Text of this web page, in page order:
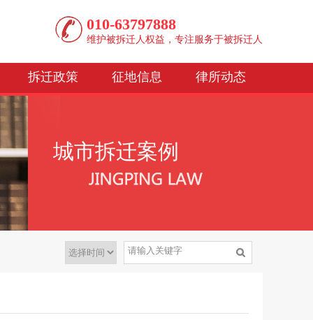
010-63797888
维护被拆迁人权益，专注服务于被拆迁人
拆迁政策 征地信息 律所动态
城市拆迁案例